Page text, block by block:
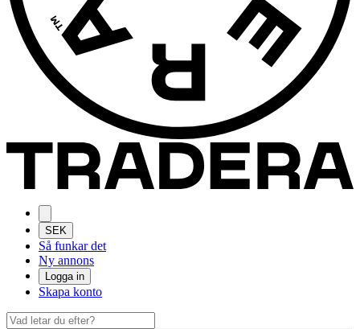
SEK
Så funkar det
Ny annons
Logga in
Skapa konto